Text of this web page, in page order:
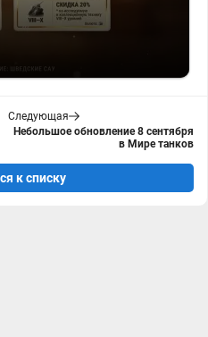
Следующая
Небольшое обновление 8 сентября
в Мире танков
к списку